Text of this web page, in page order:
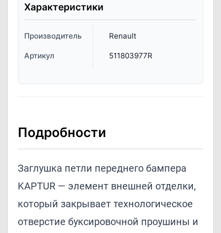
Характеристики
Производитель Renault
Артикул 511803977R
Подробности
Заглушка петли переднего бампера
KAPTUR — элемент внешней отделки,
который закрывает технологическое
отверстие буксировочной проушины и